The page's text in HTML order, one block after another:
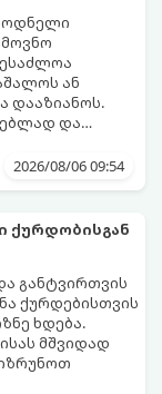
ან
დააზიანოს.
და
2026/08/06 09:54
ქურდობისგან
განტვირთვის
ქურდებისთვის
ხდება.
მშვიდად